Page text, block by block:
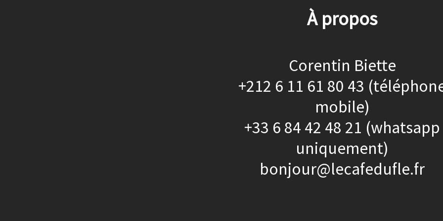
À propos
Corentin Biette
+212 6 11 61 80 43
mobile)
+33 6 84 42 48 21 (whatsapp
uniquement)
bonjour@lecafedufle.fr